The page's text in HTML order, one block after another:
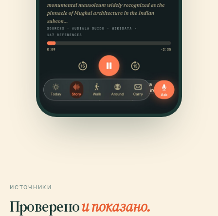
ИСТОЧНИКИ
Проверенои показано.